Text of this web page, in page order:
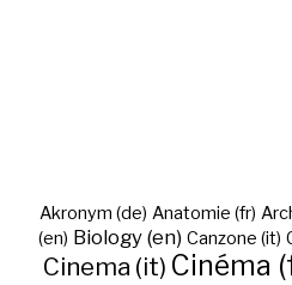
Akronym (de) Anatomie (fr)
(en) Biology (en) Canzone (it)
Cinema (it) Cinéma